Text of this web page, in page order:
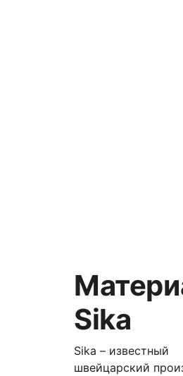
Sika
Sika – известный
швейцарский